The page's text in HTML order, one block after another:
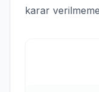
karar